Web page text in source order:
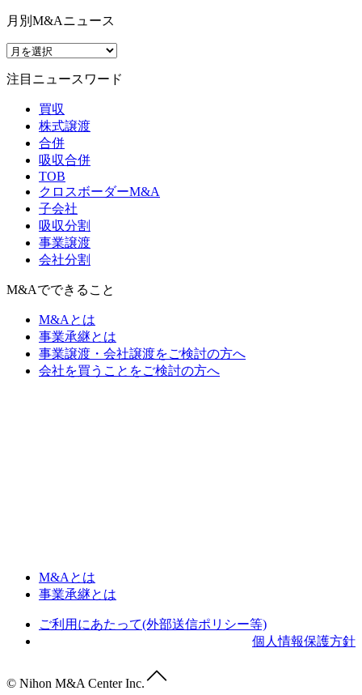
月別M&Aニュース
注目ニュースワード
買収
株式譲渡
合併
吸収合併
TOB
クロスボーダーM&A
子会社
吸収分割
事業譲渡
会社分割
M&Aでできること
M&Aとは
事業承継とは
事業譲渡・会社譲渡をご検討の方へ
会社を買うことをご検討の方へ
M&Aとは
事業承継とは
ご利用にあたって(外部送信ポリシー等)
個人情報保護方針
© Nihon M&A Center Inc.